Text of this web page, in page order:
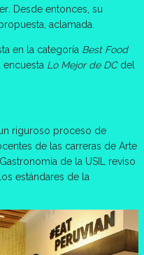
. Desde entonces, su
aclamada.
en la categoría Best Food
encuesta Lo Mejor de DCdel
riguroso proceso de
de las carreras de Arte
de la USIL reviso
estándares de la